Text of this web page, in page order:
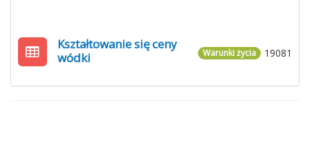
19081
Warunki życia
Kształtowanie się ceny
wódki